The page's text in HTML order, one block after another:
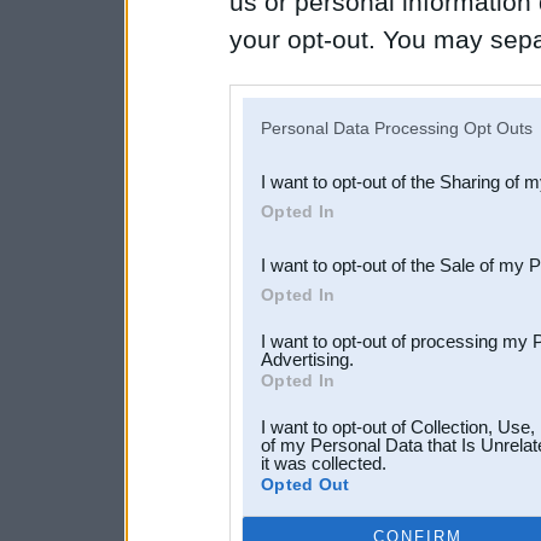
your opt-out. You may
Downstream Participants
third parties.
Personal Data Processing Opt Outs
I want to opt-out of the Sharing of
Opted In
I want to opt-out of the Sale of my
Opted In
I want to opt-out of processing my
Advertising.
Opted In
I want to opt-out of Collection,
of my Personal Data that Is
it was collected.
Opted Out
CONFIRM